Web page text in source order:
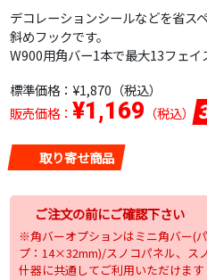
デコレーションシールなどを省ス
斜めフックです。
W900用角バー1本で最大13フェイ
標準価格： ¥1,870 （税込）
販売価格： ¥1,169 （税込）
取り寄せ商品
ご注文の前にご確認下さい
※角バーオプションはミニ角バー(
プ：14×32mm)/スノコパネル、ス
什器に共通してご利用いただけます